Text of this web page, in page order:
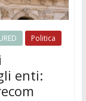
Politica
enti: